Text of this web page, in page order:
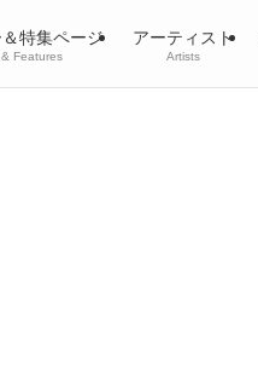
特集ページ
Features
アーティスト
Artists